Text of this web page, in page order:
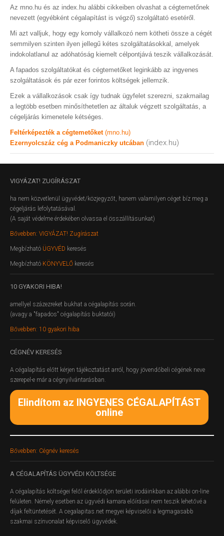
Az mno.hu és az index.hu alábbi cikkeiben olvashat a cégtemetőnek
nevezett (egyébként cégalapítást is végző) szolgáltató esetéről.
Mi azt valljuk, hogy egy komoly vállalkozó nem kötheti össze a cégét
semmilyen szinten ilyen jellegű kétes szolgáltatásokkal, amelyek
indokolatlanul az adóhatóság kiemelt célpontjává teszik vállalkozását.
A fapados szolgáltatókat és cégtemetőket leginkább az ingyenes
szolgáltatások és pár ezer forintos költségek jellemzik.
Ezek a vállalkozások csak így tudnak ügyfelet szerezni, szakmailag
a legtöbb esetben minősíthetetlen az általuk végzett szolgáltatás, a
cégeljárás kimenetele kétséges.
Feltérképezték a cégtemetőket (mno.hu)
Ezernyolcszáz cég a Podmaniczky utcában (index.hu)
VIGYÁZAT! ZUGÍRÁSZAT
ha nem közvetlenül ügyvédet/közjegyzőt, hanem valamilyen céget bíz meg a
cégeljárás lefolytatásával.
(A saját védelme érdekében olvassa el összállításunkat)
Bővebben: VIGYÁZAT! Zugírászat
Megbízható ÜGYVÉD keresés
Megbízható KÖNYVELŐ keresés
10 GYAKORI HIBA!
amellyel százezreket bukhat a cégalapítás során.
(avagy a "fapados" cégalapítás buktatói)
Bővebben: 10 gyakori hiba
CÉGNÉV KERESÉS
A cégalapítás előtt kérjen tájékoztatást arról, hogy jövendőbeli cégének neve
szerepel-e már a cégnyilvántarásban.
Elindítom az INGYENES CÉGALAPÍTÁST
online
Bővebben: Cégnév keresés
A CÉGALAPÍTÁS ÜGYVÉDI KÖLTSÉGE
A cégalapítás költségei felől érdeklődjön területi irodáinkban az alábbi on-line
felületen. Némely esetben az ügyvédi kamara előírásai nem teszik lehetővé a
díjak feltüntetését. A cegalapitas.net megyei képviselői a legmagasabb
szakmai színvonalat képviselő ügyvédek.